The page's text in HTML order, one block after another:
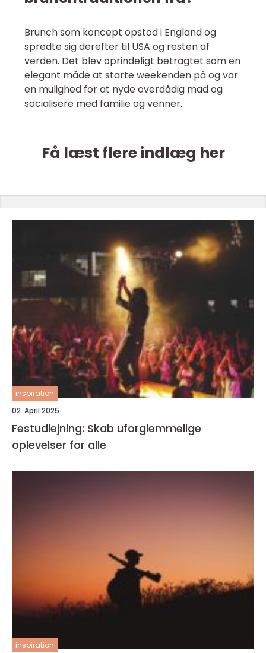
Brunch som koncept opstod i England og
spredte sig derefter til USA og resten af
verden. Det blev oprindeligt betragtet som en
elegant måde at starte weekenden på og var
en mulighed for at nyde overdådig mad og
socialisere med familie og venner.
Få læst flere indlæg her
inspiration
02. April 2025
Festudlejning: Skab uforglemmelige
oplevelser for alle
inspiration